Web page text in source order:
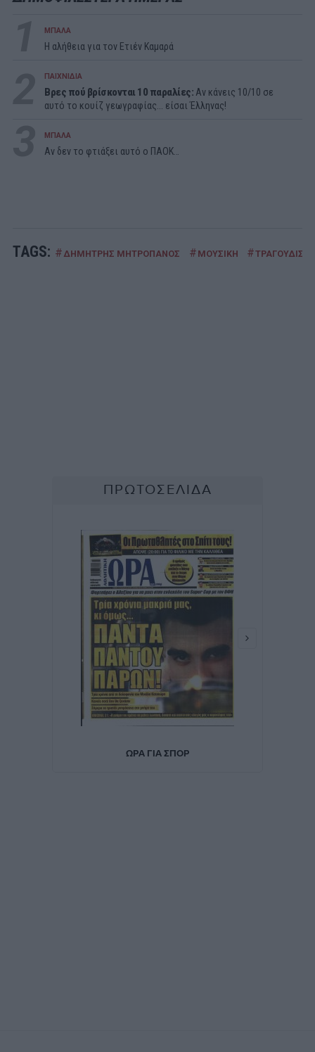
ΜΠΑΛΑ
Η αλήθεια για τον Ετιέν Καμαρά
ΠΑΙΧΝΙΔΙΑ
Βρες πού βρίσκονται 10 παραλίες: Αν κάνεις 10/10 σε
αυτό το κουίζ γεωγραφίας... είσαι Έλληνας!
ΜΠΑΛΑ
Αν δεν το φτιάξει αυτό ο ΠΑΟΚ…
TAGS: # ΔΗΜΗΤΡΗΣ ΜΗΤΡΟΠΑΝΟΣ # ΜΟΥΣΙΚΗ #